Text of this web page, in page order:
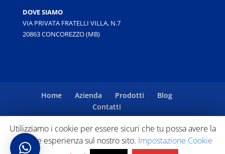
DOVE SIAMO
VIA PRIVATA FRATELLI VILLA, N.7
20863 CONCOREZZO (MB)
Home Azienda Prodotti
Blog
Contatti
Copyright © 2025 AZ FER S.a.s. | P.IVA / C.F. 06929520960 |
Utilizziamo i cookie per essere sicuri che tu possa avere la
migliore esperienza sul nostro sito. Impostazione Cookie